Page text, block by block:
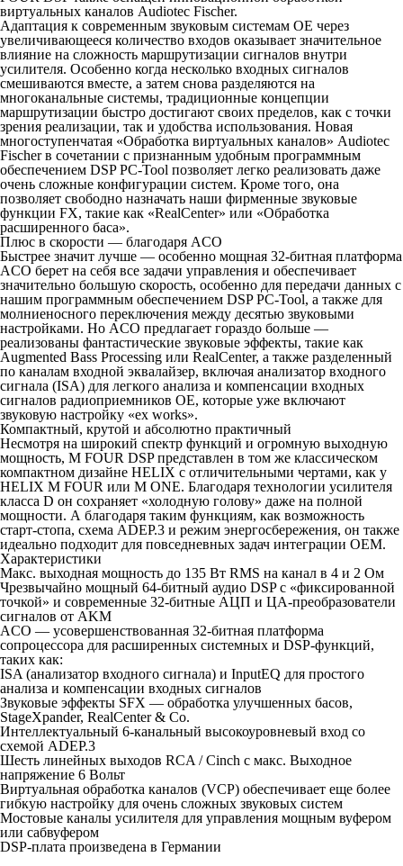
виртуальных каналов Audiotec Fischer.
Адаптация к современным звуковым системам OE через
увеличивающееся количество входов оказывает значительное
влияние на сложность маршрутизации сигналов внутри
усилителя. Особенно когда несколько входных сигналов
смешиваются вместе, а затем снова разделяются на
многоканальные системы, традиционные концепции
маршрутизации быстро достигают своих пределов, как с точки
зрения реализации, так и удобства использования. Новая
многоступенчатая «Обработка виртуальных каналов» Audiotec
Fischer в сочетании с признанным удобным программным
обеспечением DSP PC-Tool позволяет легко реализовать даже
очень сложные конфигурации систем. Кроме того, она
позволяет свободно назначать наши фирменные звуковые
функции FX, такие как «RealCenter» или «Обработка
расширенного баса».
Плюс в скорости — благодаря ACO
Быстрее значит лучше — особенно мощная 32-битная платформа
ACO берет на себя все задачи управления и обеспечивает
значительно большую скорость, особенно для передачи данных с
нашим программным обеспечением DSP PC-Tool, а также для
молниеносного переключения между десятью звуковыми
настройками. Но ACO предлагает гораздо больше —
реализованы фантастические звуковые эффекты, такие как
Augmented Bass Processing или RealCenter, а также разделенный
по каналам входной эквалайзер, включая анализатор входного
сигнала (ISA) для легкого анализа и компенсации входных
сигналов радиоприемников OE, которые уже включают
звуковую настройку «ex works».
Компактный, крутой и абсолютно практичный
Несмотря на широкий спектр функций и огромную выходную
мощность, M FOUR DSP представлен в том же классическом
компактном дизайне HELIX с отличительными чертами, как у
HELIX M FOUR или M ONE. Благодаря технологии усилителя
класса D он сохраняет «холодную голову» даже на полной
мощности. А благодаря таким функциям, как возможность
старт-стопа, схема ADEP.3 и режим энергосбережения, он также
идеально подходит для повседневных задач интеграции OEM.
Характеристики
Макс. выходная мощность до 135 Вт RMS на канал в 4 и 2 Ом
Чрезвычайно мощный 64-битный аудио DSP с «фиксированной
точкой» и современные 32-битные АЦП и ЦА-преобразователи
сигналов от AKM
ACO — усовершенствованная 32-битная платформа
сопроцессора для расширенных системных и DSP-функций,
таких как:
ISA (анализатор входного сигнала) и InputEQ для простого
анализа и компенсации входных сигналов
Звуковые эффекты SFX — обработка улучшенных басов,
StageXpander, RealCenter & Co.
Интеллектуальный 6-канальный высокоуровневый вход со
схемой ADEP.3
Шесть линейных выходов RCA / Cinch с макс. Выходное
напряжение 6 Вольт
Виртуальная обработка каналов (VCP) обеспечивает еще более
гибкую настройку для очень сложных звуковых систем
Мостовые каналы усилителя для управления мощным вуфером
или сабвуфером
DSP-плата произведена в Германии